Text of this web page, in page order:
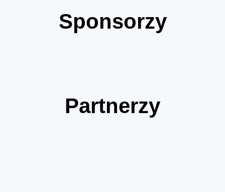
Sponsorzy
Partnerzy